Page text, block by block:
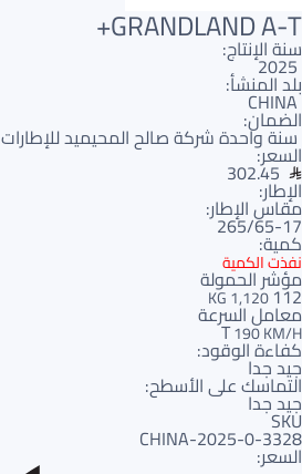
GRANDLAND A-T+
سنة الإنتاج:
2025
بلد المنشأ:
CHINA
الضمان:
سنة واحدة شركة صالح المحيميد للإطارات
السعر:
302.45
الإطار:
مقاس الإطار:
265/65-17
كمية:
نفذت الكمية
مؤشر الحمولة
112
1,120 KG
معامل السرعة
T190 KM/H
كفاءة الوقود:
جيد جدا
التماسك على الأسطح:
جيد جدا
SKU
3328-CHINA-2025-0
السعر: